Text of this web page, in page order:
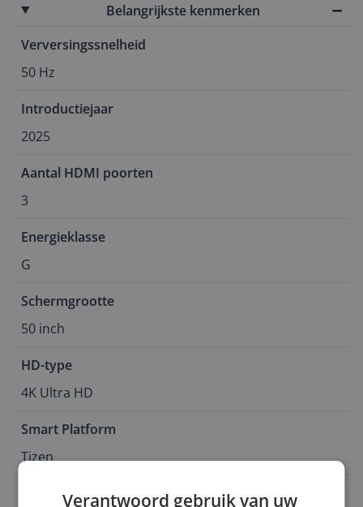
Belangrijkste kenmerken
Verversingssnelheid
50 Hz
Introductiejaar
2025
Aantal HDMI poorten
3
Energieklasse
G
Schermgrootte
50 inch
HD-type
4K Ultra HD
Smart Platform
Tizen
SchermtypeVerantwoord gebruik van uw